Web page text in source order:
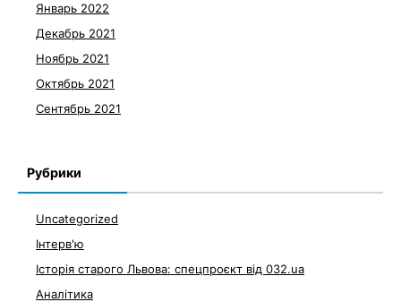
Январь 2022
Декабрь 2021
Ноябрь 2021
Октябрь 2021
Сентябрь 2021
Рубрики
Uncategorized
Інтерв'ю
Історія старого Львова: спецпроєкт від 032.ua
Аналітика